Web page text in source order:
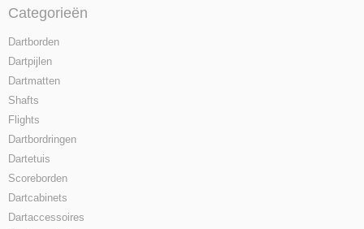
Categorieën
Dartborden
Dartpijlen
Dartmatten
Shafts
Flights
Dartbordringen
Dartetuis
Scoreborden
Dartcabinets
Dartaccessoires